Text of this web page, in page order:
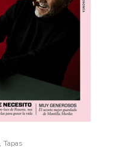
Tapas